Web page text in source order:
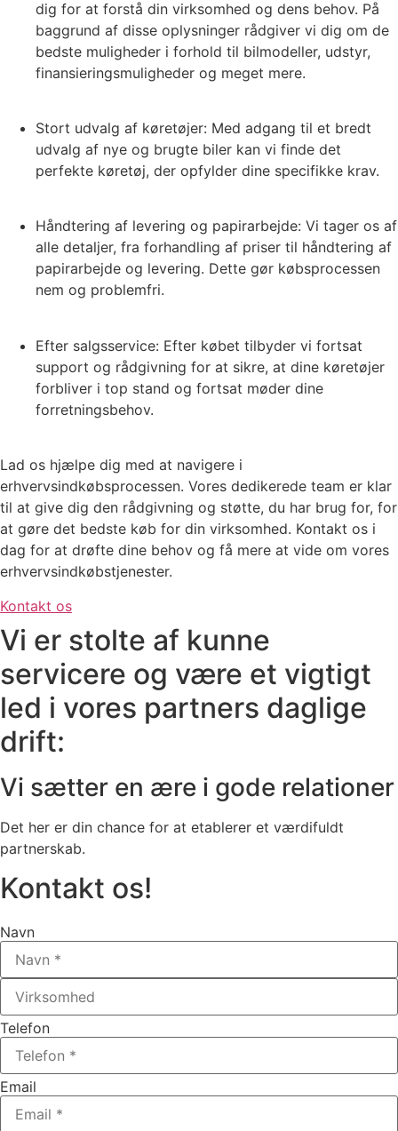
dig for at forstå din virksomhed og dens behov. På
baggrund af disse oplysninger rådgiver vi dig om de
bedste muligheder i forhold til bilmodeller, udstyr,
finansieringsmuligheder og meget mere.
Stort udvalg af køretøjer: Med adgang til et bredt
udvalg af nye og brugte biler kan vi finde det
perfekte køretøj, der opfylder dine specifikke krav.
Håndtering af levering og papirarbejde: Vi tager os af
alle detaljer, fra forhandling af priser til håndtering af
papirarbejde og levering. Dette gør købsprocessen
nem og problemfri.
Efter salgsservice: Efter købet tilbyder vi fortsat
support og rådgivning for at sikre, at dine køretøjer
forbliver i top stand og fortsat møder dine
forretningsbehov.
Lad os hjælpe dig med at navigere i
erhvervsindkøbsprocessen. Vores dedikerede team er klar
til at give dig den rådgivning og støtte, du har brug for, for
at gøre det bedste køb for din virksomhed. Kontakt os i
dag for at drøfte dine behov og få mere at vide om vores
erhvervsindkøbstjenester.
Kontakt os
Vi er stolte af kunne
servicere og være et vigtigt
led i vores partners daglige
drift:
Vi sætter en ære i gode relationer
Det her er din chance for at etablerer et værdifuldt
partnerskab.
Kontakt os!
Navn
Telefon
Email